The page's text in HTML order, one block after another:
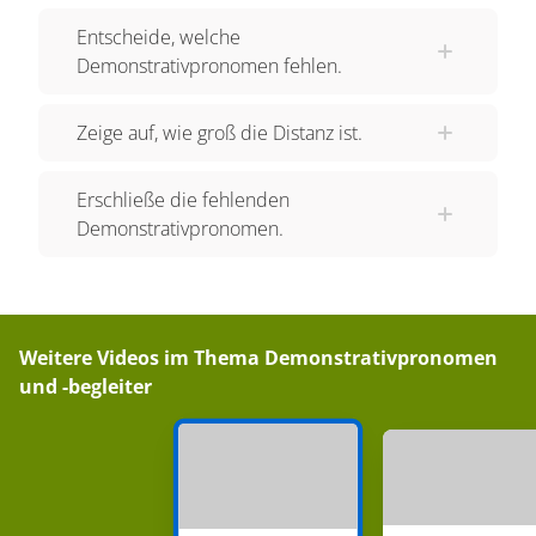
Demonstrativpronomens hängt davon ab, ob das
nachfolgende Substantiv männlich oder weiblich
de si el sustantivo que sigue es masculino o
para demostrarlo. Hier Tabelle eins für “este”.
Este bolígrafo. Esta flor. Estos bolígrafos. Estas
Aquellas flores. Vielleicht hast du schon einmal
“esto”, “eso” und “aquello” gelesen, denen kein
Substantiv folgte. Puede ser que has leído una
Entscheide, welche
Demonstrativpronomen fehlen.
Zeige auf, wie groß die Distanz ist.
Erschließe die fehlenden
Demonstrativpronomen.
Weitere Videos im Thema Demonstrativpronomen
und -begleiter